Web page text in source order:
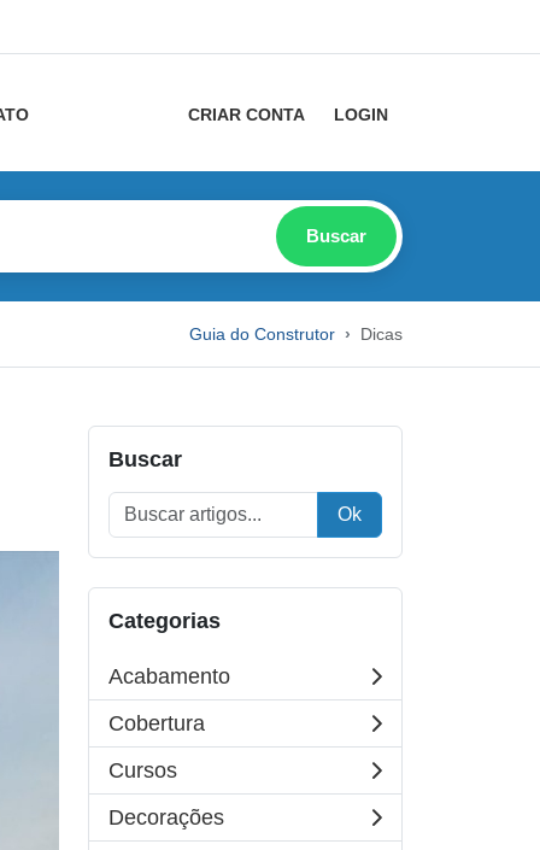
CRIAR CONTA LOGIN
Buscar
Guia do Construtor Dicas
Buscar
Ok
Categorias
Acabamento
Cobertura
Cursos
Decorações